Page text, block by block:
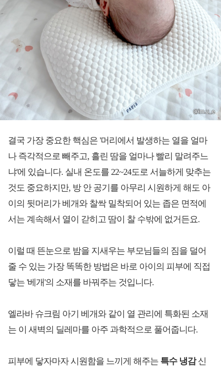
결국 가장 중요한 핵심은 '머리에서 발생하는 열을 얼마
나 즉각적으로 빼주고, 흘린 땀을 얼마나 빨리 말려주느
냐'에 있습니다. 실내 온도를 22~24도로 서늘하게 맞추는
것도 중요하지만, 방 안 공기를 아무리 시원하게 해도 아
이의 뒷머리가 베개와 찰싹 밀착되어 있는 좁은 면적에
서는 계속해서 열이 갇히고 땀이 찰 수밖에 없거든요.
이럴 때 뜬눈으로 밤을 지새우는 부모님들의 짐을 덜어
줄 수 있는 가장 똑똑한 방법은 바로 아이의 피부에 직접
닿는 '베개'의 소재를 바꿔주는 것입니다.
엘라바 슈크림 아기 베개와 같이 열 관리에 특화된 소재
는 이 새벽의 딜레마를 아주 과학적으로 풀어줍니다.
피부에 닿자마자 시원함을 느끼게 해주는 특수 냉감신